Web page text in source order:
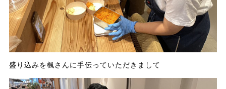
盛り込みを楓さんに手伝っていただきまして